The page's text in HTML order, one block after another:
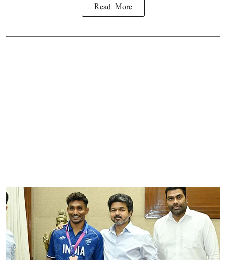
Read More